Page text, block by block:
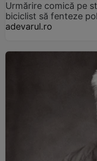
Urmărire comică pe
biciclist să fenteze
adevarul.ro